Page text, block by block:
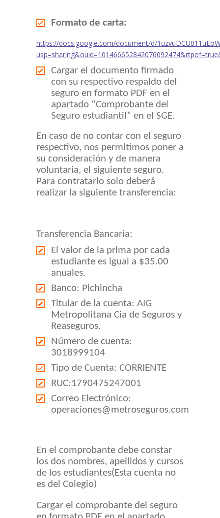
Formato de carta:
https://docs.google.com/document/d/
Cargar el documento firmado
con su respectivo respaldo del
seguro en formato PDF en el
apartado “Comprobante del
Seguro estudiantil” en el SGE.
En caso de no contar con el seguro
respectivo, nos permitimos poner a
su consideración y de manera
voluntaria, el siguiente seguro.
Para contratarlo solo deberá
realizar la siguiente transferencia:
Transferencia Bancaria:
El valor de la prima por cada
estudiante es igual a $35.00
anuales.
Banco: Pichincha
Titular de la cuenta: AIG
Metropolitana Cia de Seguros y
Reaseguros.
Número de cuenta:
3018999104
Tipo de Cuenta: CORRIENTE
RUC:1790475247001
Correo Electrónico:
operaciones@metroseguros.com
En el comprobante debe constar
los dos nombres, apellidos y cursos
de los estudiantes(Esta cuenta no
es del Colegio)
Cargar el comprobante del seguro